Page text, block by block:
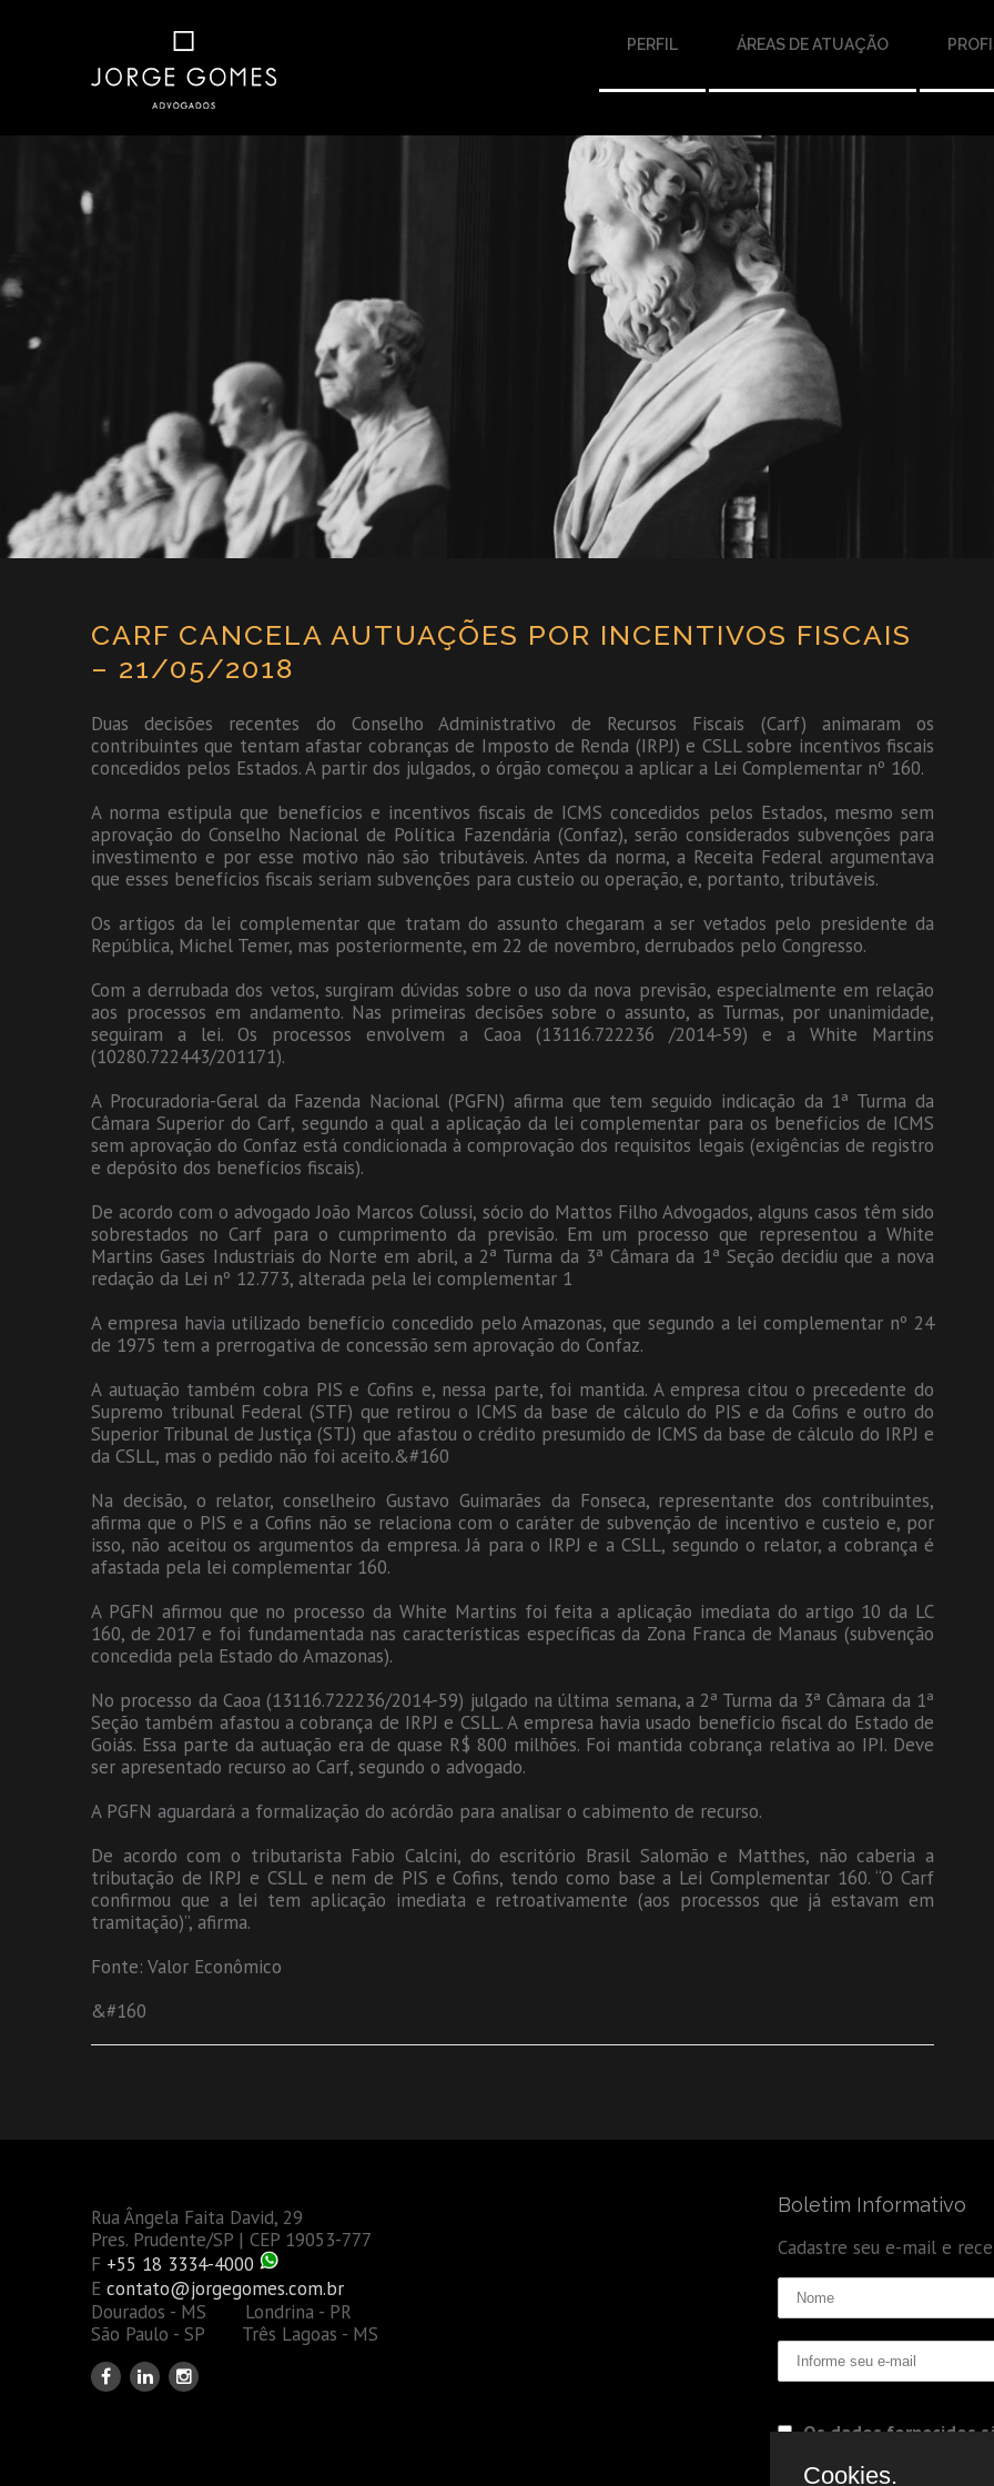
PERFIL ÁREAS DE ATUAÇÃO
CARF CANCELA AUTUAÇÕES POR INCENTIVOS FISCAIS
– 21/05/2018
Duas decisões recentes do Conselho Administrativo de Recursos Fiscais (Carf) animaram os
contribuintes que tentam afastar cobranças de Imposto de Renda (IRPJ) e CSLL sobre incentivos fiscais
concedidos pelos Estados. A partir dos julgados, o órgão começou a aplicar a Lei Complementar nº 160.
A norma estipula que benefícios e incentivos fiscais de ICMS concedidos pelos Estados, mesmo sem
aprovação do Conselho Nacional de Política Fazendária (Confaz), serão considerados subvenções para
investimento e por esse motivo não são tributáveis. Antes da norma, a Receita Federal argumentava
que esses benefícios fiscais seriam subvenções para custeio ou operação, e, portanto, tributáveis.
Os artigos da lei complementar que tratam do assunto chegaram a ser vetados pelo presidente da
República, Michel Temer, mas posteriormente, em 22 de novembro, derrubados pelo Congresso.
Com a derrubada dos vetos, surgiram dúvidas sobre o uso da nova previsão, especialmente em relação
aos processos em andamento. Nas primeiras decisões sobre o assunto, as Turmas, por unanimidade,
seguiram a lei. Os processos envolvem a Caoa (13116.722236 /2014-59) e a White Martins
(10280.722443/201171).
A Procuradoria-Geral da Fazenda Nacional (PGFN) afirma que tem seguido indicação da 1ª Turma da
Câmara Superior do Carf, segundo a qual a aplicação da lei complementar para os benefícios de ICMS
sem aprovação do Confaz está condicionada à comprovação dos requisitos legais (exigências de registro
e depósito dos benefícios fiscais).
De acordo com o advogado João Marcos Colussi, sócio do Mattos Filho Advogados, alguns casos têm sido
sobrestados no Carf para o cumprimento da previsão. Em um processo que representou a White
Martins Gases Industriais do Norte em abril, a 2ª Turma da 3ª Câmara da 1ª Seção decidiu que a nova
redação da Lei nº 12.773, alterada pela lei complementar 1
A empresa havia utilizado benefício concedido pelo Amazonas, que segundo a lei complementar nº 24
de 1975 tem a prerrogativa de concessão sem aprovação do Confaz.
A autuação também cobra PIS e Cofins e, nessa parte, foi mantida. A empresa citou o precedente do
Supremo tribunal Federal (STF) que retirou o ICMS da base de cálculo do PIS e da Cofins e outro do
Superior Tribunal de Justiça (STJ) que afastou o crédito presumido de ICMS da base de cálculo do IRPJ e
da CSLL, mas o pedido não foi aceito.&#160
Na decisão, o relator, conselheiro Gustavo Guimarães da Fonseca, representante dos contribuintes,
afirma que o PIS e a Cofins não se relaciona com o caráter de subvenção de incentivo e custeio e, por
isso, não aceitou os argumentos da empresa. Já para o IRPJ e a CSLL, segundo o relator, a cobrança é
afastada pela lei complementar 160.
A PGFN afirmou que no processo da White Martins foi feita a aplicação imediata do artigo 10 da LC
160, de 2017 e foi fundamentada nas características específicas da Zona Franca de Manaus (subvenção
concedida pela Estado do Amazonas).
No processo da Caoa (13116.722236/2014-59) julgado na última semana, a 2ª Turma da 3ª Câmara da 1ª
Seção também afastou a cobrança de IRPJ e CSLL. A empresa havia usado benefício fiscal do Estado de
Goiás. Essa parte da autuação era de quase R$ 800 milhões. Foi mantida cobrança relativa ao IPI. Deve
ser apresentado recurso ao Carf, segundo o advogado.
A PGFN aguardará a formalização do acórdão para analisar o cabimento de recurso.
De acordo com o tributarista Fabio Calcini, do escritório Brasil Salomão e Matthes, não caberia a
tributação de IRPJ e CSLL e nem de PIS e Cofins, tendo como base a Lei Complementar 160. “O Carf
confirmou que a lei tem aplicação imediata e retroativamente (aos processos que já estavam em
tramitação)”, afirma.
Fonte: Valor Econômico
&#160
Rua Ângela Faita David, 29
Pres. Prudente/SP | CEP 19053-777
F +55 18 3334-4000
E contato@jorgegomes.com.br
Dourados - MS Londrina - PR
São Paulo - SP Três Lagoas - MS
Boletim Informativo
Cadastre seu e-mail e
Os dados fornecidos
Cookies.